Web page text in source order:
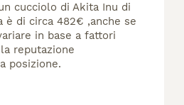
cucciolo di Akita Inu di
è di circa 482€ ,anche se
in base a fattori
reputazione
posizione.